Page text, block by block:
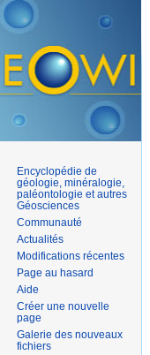
Encyclopédie de
géologie, minéralogie,
paléontologie et autres
Géosciences
Communauté
Actualités
Modifications récentes
Page au hasard
Aide
Créer une nouvelle
page
Galerie des nouveaux
fichiers